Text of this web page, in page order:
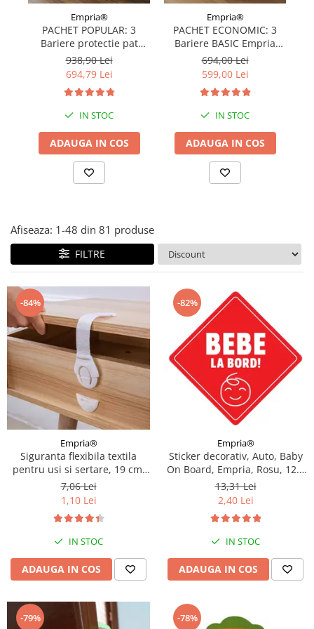
Covorase ortopedice senzoriale
Cuburi magnetice JollyHeap®
Rechizite scolare
Stikere decorative si covoare
Stickere decorative
Covorase de joaca
Carduri Cadou
Propuneri Cadou
Produse Sub 50 Lei
Resigilate
Empria®
PACHET POPULAR: 3
Bariere protectie pat
copii, SELECT, 160x200
cm
938,90 Lei
694,79 Lei
IN STOC
ADAUGA IN COS
Empria®
PACHET ECONOMIC: 3
Bariere BASIC Empria
protectie pat 160X200 cm
+ bara stabilizatoare
694,00 Lei
599,00 Lei
IN STOC
ADAUGA IN COS
Afiseaza: 1-48 din 81 produse
FILTRE
-84%
Empria®
Siguranta flexibila textila
pentru usi si sertare, 19 cm,
Alb, model Economic
7,06 Lei
1,10 Lei
IN STOC
ADAUGA IN COS
-82%
Empria®
Sticker decorativ, Auto, Baby
On Board, Empria, Rosu, 12.5
x 12.5 cm
13,31 Lei
2,40 Lei
IN STOC
ADAUGA IN COS
-79% -78%